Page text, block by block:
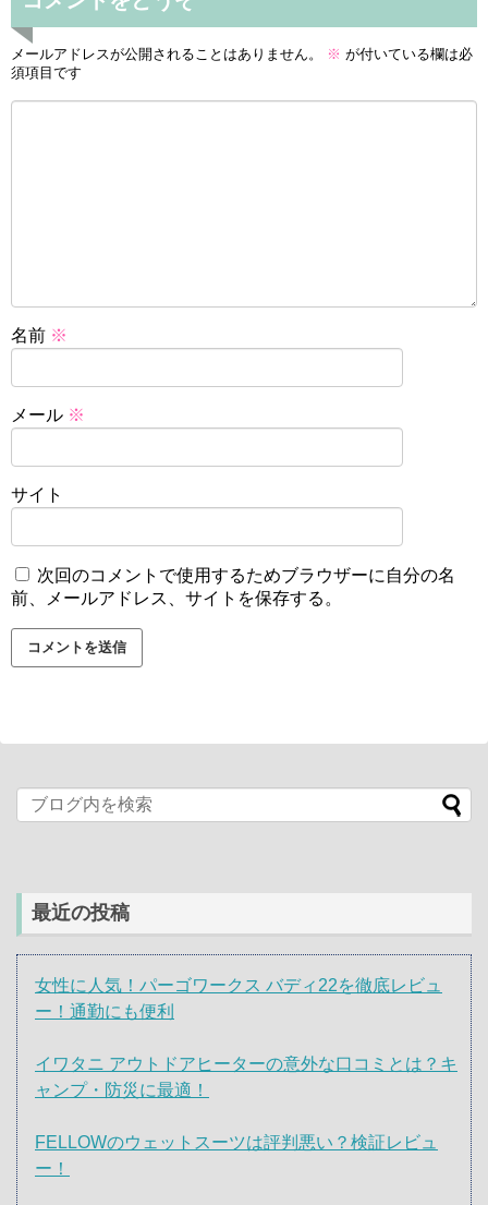
メールアドレスが公開されることはありません。 ※ が付いている欄は必
須項目です
名前 ※
メール ※
サイト
次回のコメントで使用するためブラウザーに自分の名
前、メールアドレス、サイトを保存する。
最近の投稿
女性に人気！パーゴワークス バディ22を徹底レビュ
ー！通勤にも便利
イワタニ アウトドアヒーターの意外な口コミとは？キ
ャンプ・防災に最適！
FELLOWのウェットスーツは評判悪い？検証レビュ
ー！